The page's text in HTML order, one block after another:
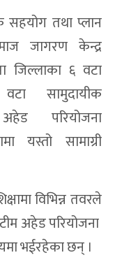
सहयोग तथा प्लान
जागरण केन्द्र
जिल्लाका ६ वटा
सामुदायीक
परियोजना
यस्तो सामाग्री
विभिन्न तवरले
अहेड परियोजना
भईरहेका छन् ।